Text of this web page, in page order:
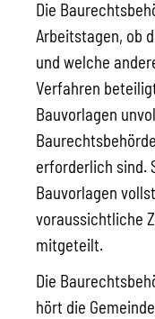
Die
Arbeitstagen, ob
und welche
Verfahren
Bauvorlagen
erforderlich sind.
Bauvorlagen
voraussichtliche
mitgeteilt.
Die
hört die